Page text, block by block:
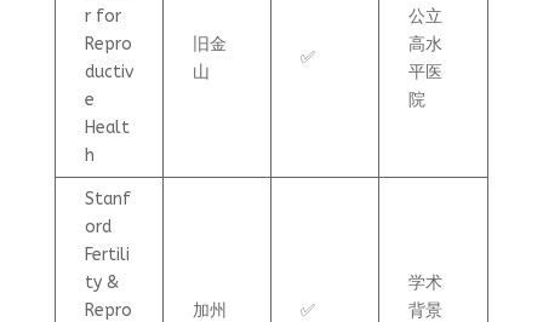
r for
Repro
ductiv
e
Healt
h
旧金
山
✅
公立
高水
平医
院
Stanf
ord
Fertili
ty &
Repro
加州 ✅
学术
背景